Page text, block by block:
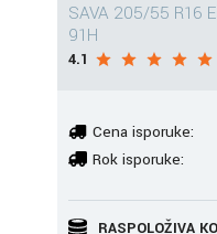
SAVA 205/55 R16
91H
4.1
Cena isporuke:
Rok isporuke:
RASPOLOŽIVA